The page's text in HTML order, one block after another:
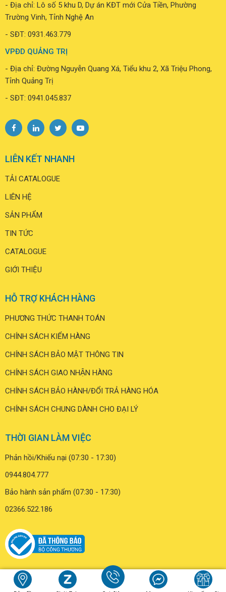
- Địa chỉ: Lô số 5 khu D, Dự án KĐT mới Cửa Tiền, Phường
Trường Vinh, Tỉnh Nghệ An
- SĐT: 0931.463.779
VPĐD QUẢNG TRỊ
- Địa chỉ: Đường Nguyễn Quang Xá, Tiểu khu 2, Xã Triệu Phong,
Tỉnh Quảng Trị
- SĐT: 0941.045.837
LIÊN KẾT NHANH
TẢI CATALOGUE
LIÊN HỆ
SẢN PHẨM
TIN TỨC
CATALOGUE
GIỚI THIỆU
HỖ TRỢ KHÁCH HÀNG
PHƯƠNG THỨC THANH TOÁN
CHÍNH SÁCH KIỂM HÀNG
CHÍNH SÁCH BẢO MẬT THÔNG TIN
CHÍNH SÁCH GIAO NHẬN HÀNG
CHÍNH SÁCH BẢO HÀNH/ĐỔI TRẢ HÀNG HÓA
CHÍNH SÁCH CHUNG DÀNH CHO ĐẠI LÝ
THỜI GIAN LÀM VIỆC
Phản hồi/Khiếu nại (07:30 - 17:30)
0944.804.777
Bảo hành sản phẩm (07:30 - 17:30)
02366.522.186